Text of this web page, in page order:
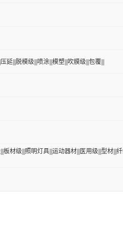
|||脱模级|||喷涂|||模塑|||吹膜级|||包覆|||
材级|||照明灯具|||运动器材|||医用级|||型材|||